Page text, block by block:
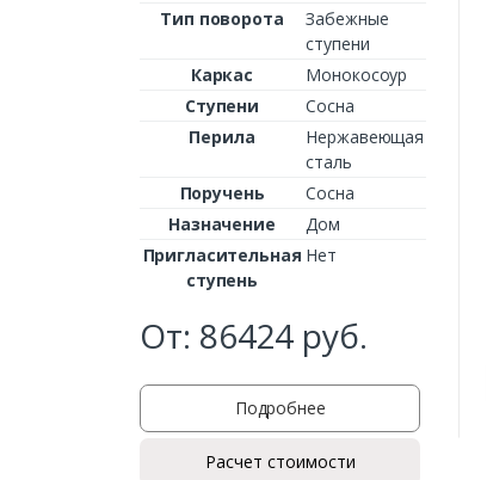
Тип поворота
Забежные
ступени
Каркас
Монокосоур
Ступени
Сосна
Перила
Нержавеющая
сталь
Поручень
Сосна
Назначение
Дом
Пригласительная
ступень
Нет
От: 86424 руб.
Подробнее
Расчет стоимости